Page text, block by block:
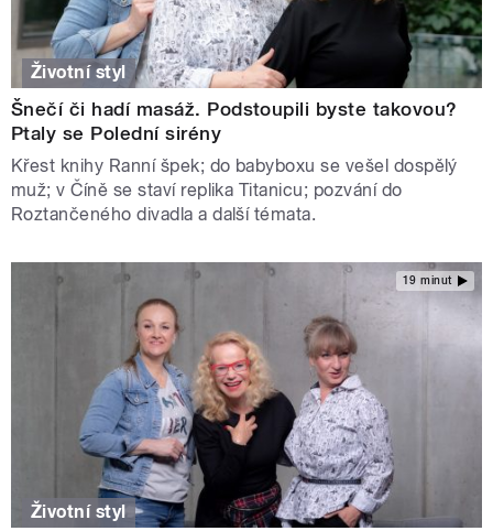
Životní styl
Šnečí či hadí masáž. Podstoupili byste takovou?
Ptaly se Polední sirény
Křest knihy Ranní špek; do babyboxu se vešel dospělý
muž; v Číně se staví replika Titanicu; pozvání do
Roztančeného divadla a další témata.
19 minut
Životní styl